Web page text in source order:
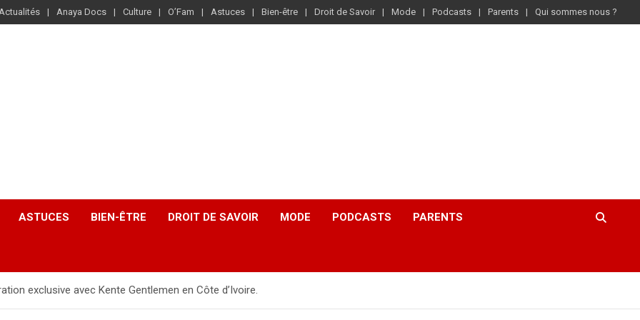
Anaya Docs Culture O’Fam Astuces Bien-être Droit de Savoir Mode Podcasts Parents Qui sommes nous ?
ASTUCES BIEN-ÊTRE DROIT DE SAVOIR MODE PODCASTS PARENTS
exclusive avec Kente Gentlemen en Côte d’Ivoire.